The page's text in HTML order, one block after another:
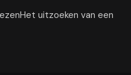
uitzoeken van een